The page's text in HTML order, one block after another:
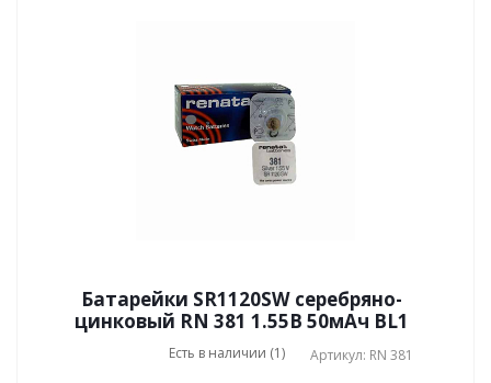
Батарейки SR1120SW серебряно-
цинковый RN 381 1.55В 50мАч BL1
Есть в наличии (1) Артикул: RN 381